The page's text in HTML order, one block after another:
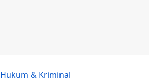
Hukum & Kriminal